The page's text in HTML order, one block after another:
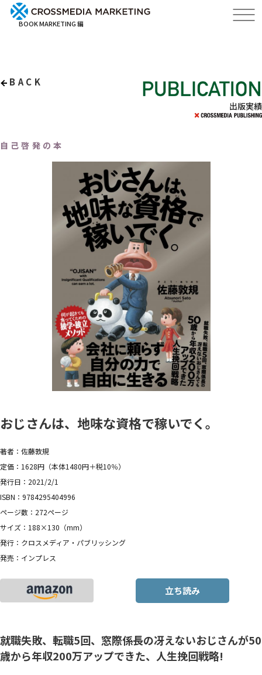
BOOK MARKETING 編
BACK
出版実績
自己啓発の本
おじさんは、地味な資格で稼いでく。
著者：佐藤敦規
定価：1628円（本体1480円＋税10％）
発行日：2021/2/1
ISBN：9784295404996
ページ数：272ページ
サイズ：188×130（mm）
発行：クロスメディア・パブリッシング
発売：インプレス
立ち読み
就職失敗、転職5回、窓際係長の冴えないおじさんが50
歳から年収200万アップできた、人生挽回戦略!